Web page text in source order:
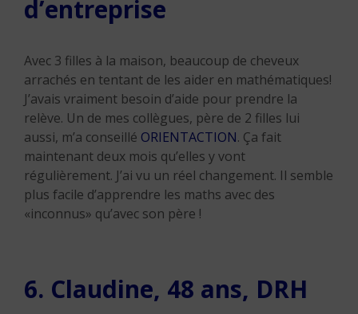
d’entreprise
Avec 3 filles à la maison, beaucoup de cheveux
arrachés en tentant de les aider en mathématiques!
J’avais vraiment besoin d’aide pour prendre la
relève. Un de mes collègues, père de 2 filles lui
aussi, m’a conseillé ORIENTACTION. Ça fait
maintenant deux mois qu’elles y vont
régulièrement. J’ai vu un réel changement. Il semble
plus facile d’apprendre les maths avec des
«inconnus» qu’avec son père !
6. Claudine, 48 ans, DRH